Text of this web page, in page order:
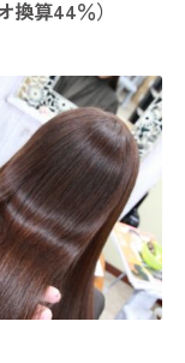
算44％）